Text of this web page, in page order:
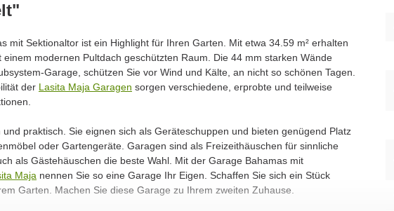
mit Sektionaltor ist ein Highlight für Ihren Garten. Mit etwa 34.59 m² erhalten
einem modernen Pultdach geschützten Raum. Die 44 mm starken Wände
Garage, schützen Sie vor Wind und Kälte, an nicht so schönen Tagen.
der Lasita Maja Garagen sorgen verschiedene, erprobte und teilweise
praktisch. Sie eignen sich als Geräteschuppen und bieten genügend Platz
oder Gartengeräte. Garagen sind als Freizeithäuschen für sinnliche
als Gästehäuschen die beste Wahl. Mit der Garage Bahamas mit
Maja nennen Sie so eine Garage Ihr Eigen. Schaffen Sie sich ein Stück
Garten. Machen Sie diese Garage zu Ihrem zweiten Zuhause.